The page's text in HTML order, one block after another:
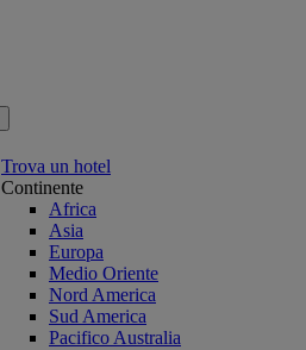
Trova un hotel
Continente
Africa
Asia
Europa
Medio Oriente
Nord America
Sud America
Pacifico Australia